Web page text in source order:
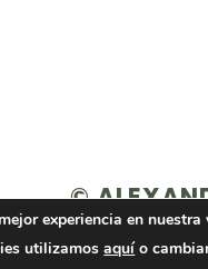
©
experiencia en nuestra
utilizamosaquío